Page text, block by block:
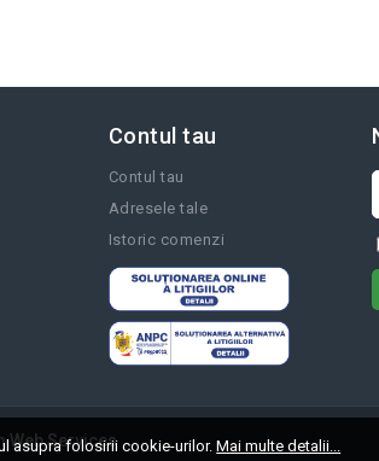
Contul tau
Contul tau
Adresele tale
Istoric comenzi
Web Services
asupra folosirii cookie-urilor.Mai multe detalii...